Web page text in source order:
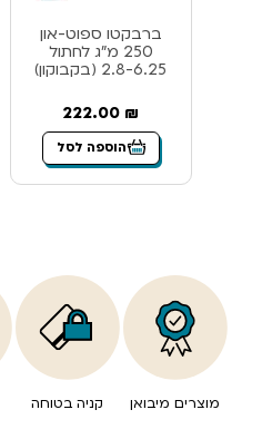
ברבקטו ספוט-און
250 מ”ג לחתול
2.8-6.25 (בקבוקון)
222.00 ₪
הוספה לסל
מוצרים מיבואן קניה בטוחה